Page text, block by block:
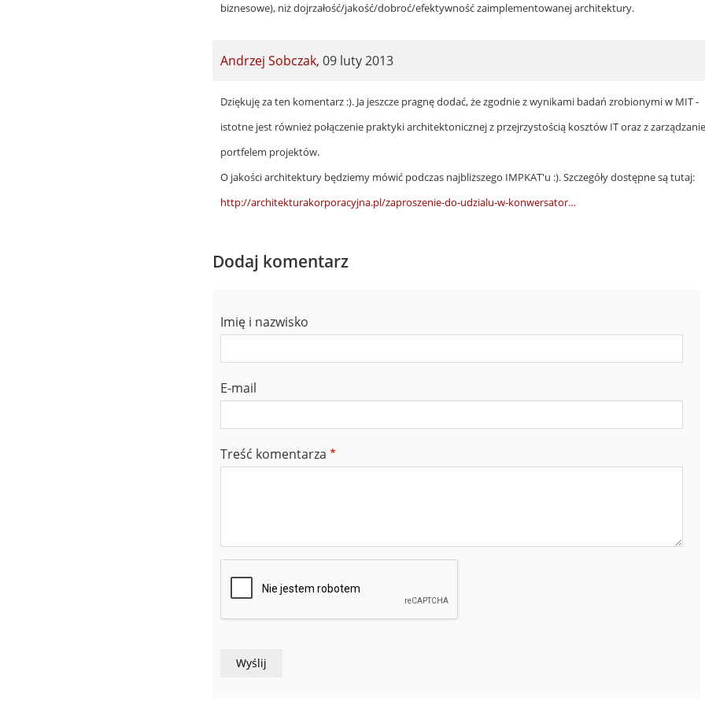
biznesowe), niż dojrzałość/jakość/dobroć/efektywność zaimplementowanej architektury.
Andrzej Sobczak, 09 luty 2013
In
reply
to
by
Bogdan
Dziękuję za ten komentarz :). Ja jeszcze pragnę dodać, że zgodnie z wynikami badań zrobionymi w MIT -
istotne jest również połączenie praktyki architektonicznej z przejrzystością kosztów IT oraz z
portfelem projektów.
O jakości architektury będziemy mówić podczas najbliższego IMPKAT'u :). Szczegóły dostępne są tutaj:
http://architekturakorporacyjna.pl/zaproszenie-do-udzialu-w-konwersator…
Dodaj komentarz
Imię i nazwisko
E-mail
Treść komentarza